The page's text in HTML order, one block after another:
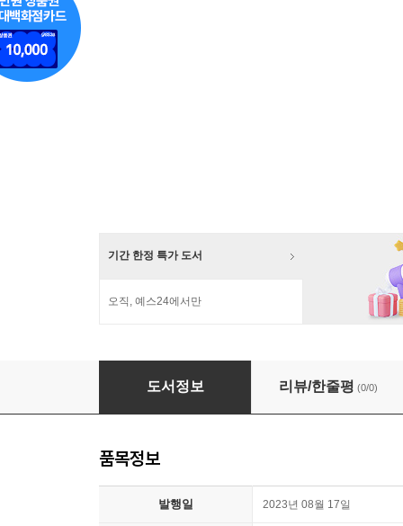
기간 한정 특가 도서
오직, 예스24에서만
소원빵집 위시위시 베이커리 1~4권 세트
도서정보 리뷰/한줄평 (0/0)
품목정보
발행일 2023년 08월 17일